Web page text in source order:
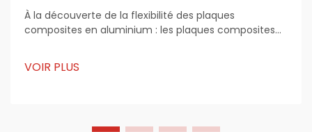
À la découverte de la flexibilité des plaques
composites en aluminium : les plaques composites
publicité et le design industriel. Réputées pour leur
VOIR PLUS